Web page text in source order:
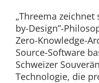
„Threema zeichnet
by-Design”-
Zero-Knowledge-
Source-Software
Schweizer
Technologie, die